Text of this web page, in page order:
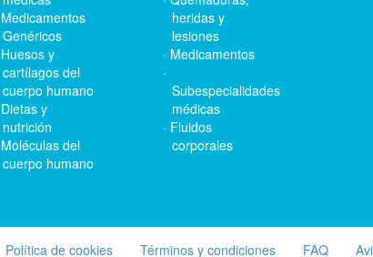
Medicamentos
Genéricos
Huesos y
cartílagos del
cuerpo humano
Dietas y
nutrición
Moléculas del
cuerpo humano
heridas y
lesiones
Medicamentos
Subespecialidades
médicas
Fluidos
corporales
Política de cookies Términos y condiciones FAQ